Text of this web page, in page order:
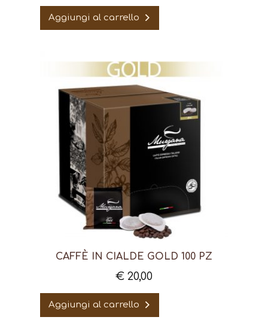
Aggiungi al carrello
CAFFÈ IN CIALDE GOLD 100 PZ
€ 20,00
Aggiungi al carrello